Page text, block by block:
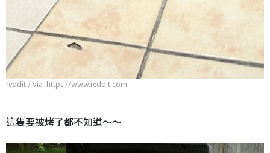
reddit / Via https://www.reddit.com
這隻要被烤了都不知道～～